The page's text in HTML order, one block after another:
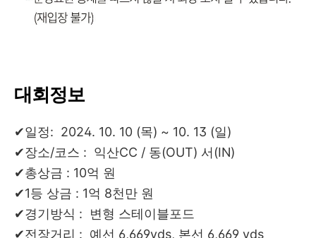
대회정보
✔일정: 2024. 10. 10 (목) ~ 10. 13 (일)
✔장소/코스 : 익산CC / 동(OUT) 서(IN)
✔총상금 : 10억 원
✔1등 상금 : 1억 8천만 원
✔경기방식 : 변형 스테이블포드
✔전장거리 : 예선 6,669yds, 본선 6,669 yds